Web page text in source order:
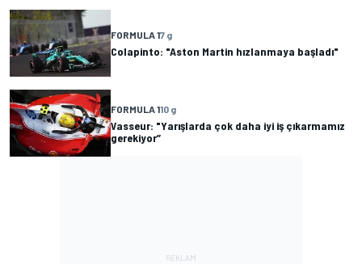
FORMULA 17 g
Colapinto: "Aston Martin hızlanmaya başladı"
FORMULA 110 g
Vasseur: "Yarışlarda çok daha iyi iş çıkarmamız
gerekiyor”